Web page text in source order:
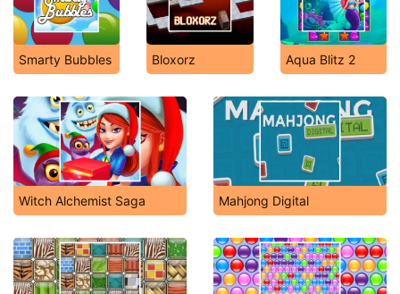
Smarty Bubbles Bloxorz Aqua Blitz 2
Witch Alchemist Saga Mahjong Digital